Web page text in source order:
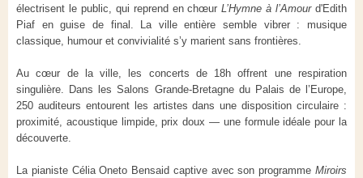
électrisent le public, qui reprend en chœurL’Hymne à l’Amourd'Edith
Piaf en guise de final. La ville entière semble vibrer : musique
classique, humour et convivialité s’y marient sans frontières.
Au cœur de la ville, les concerts de 18h offrent une respiration
singulière. Dans les Salons Grande-Bretagne du Palais de l’Europe,
250 auditeurs entourent les artistes dans une disposition circulaire :
proximité, acoustique limpide, prix doux — une formule idéale pour la
découverte.
La pianiste Célia Oneto Bensaid captive avec son programme Miroirs